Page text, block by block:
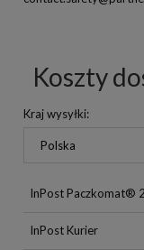
Koszty
Kraj wysyłki:
InPost Paczkomat®
InPost Kurier